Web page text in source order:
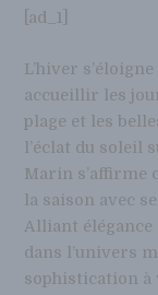
[ad_1]
L’hiver
accueillir les
plage et les
l’éclat du soleil
Marin s’affirme
la saison avec
Alliant élégance
dans l’univers
sophistication à